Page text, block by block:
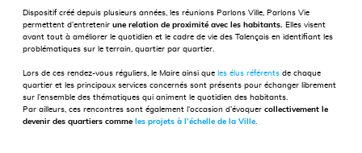
Dispositif créé depuis plusieurs années, les réunions Parlons Ville, Parlons Vie
permettent d’entretenirune relation de proximité avec les habitants. Elles visent
avant tout à améliorer le quotidien et le cadre de vie des Talençais en identifiant les
problématiques sur le terrain, quartier par quartier.
Lors de ces rendez-vous réguliers, le Maire ainsi que les élus référents de chaque
quartier et les principaux services concernés sont présents pour échanger librement
sur l’ensemble des thématiques qui animent le quotidien des habitants.
Par ailleurs, ces rencontres sont également l’occasion d’évoquercollectivement le
devenir des quartiers comme les projets à l’échelle de la Ville.